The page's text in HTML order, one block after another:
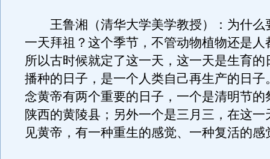
王鲁湘（清华大学美学教授）：为什么
一天拜祖？这个季节，不管动物植物还是人
所以古时候就定了这一天，这一天是生育的
播种的日子，是一个人类自己再生产的日子
念黄帝有两个重要的日子，一个是清明节的
陕西的黄陵县；另外一个是三月三，在这一
见黄帝，有一种重生的感觉、一种复活的感